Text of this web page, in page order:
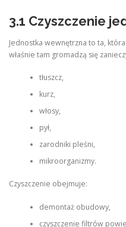
3.1 Czyszczenie
Jednostka wewnętrzna to ta,
właśnie tam gromadzą się
tłuszcz,
kurz,
włosy,
pył,
zarodniki pleśni,
mikroorganizmy.
Czyszczenie obejmuje:
demontaż obudowy,
czyszczenie filtrów